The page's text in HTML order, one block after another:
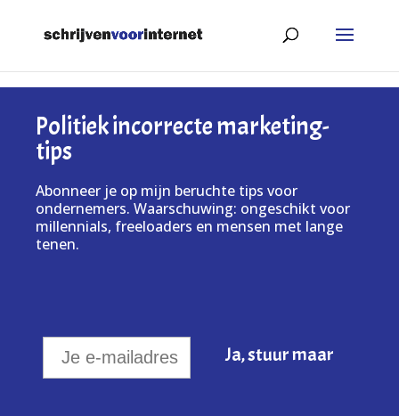
Politiek incorrecte marketing-
tips
Abonneer je op mijn beruchte tips voor
ondernemers. Waarschuwing: ongeschikt voor
millennials, freeloaders en mensen met lange
tenen.